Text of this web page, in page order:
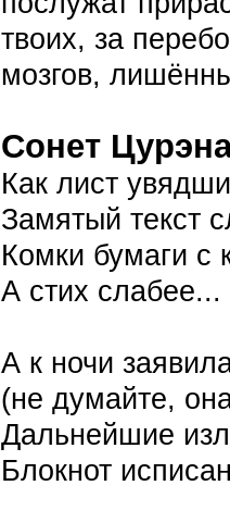
твоих, за
мозгов,
Сонет
Как лист
Замятый текст
Комки бумаги
А стих
А к ночи
(не думайте,
Дальнейшие
Блокнот